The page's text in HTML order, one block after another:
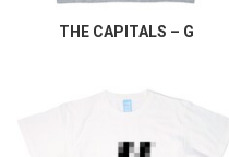
THE CAPITALS – G